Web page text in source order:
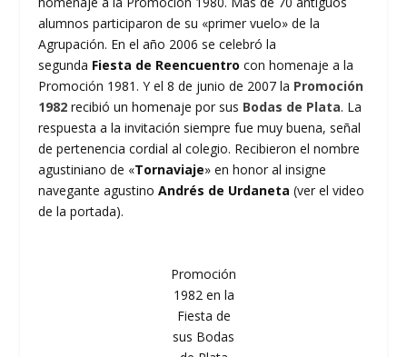
alumnos participaron de su «primer vuelo» de la
Agrupación. En el año 2006 se celebró la
segunda Fiesta de Reencuentro con homenaje a la
Promoción 1981. Y el 8 de junio de 2007 la Promoción
1982 recibió un homenaje por sus Bodas de Plata. La
respuesta a la invitación siempre fue muy buena, señal
de pertenencia cordial al colegio. Recibieron el nombre
agustiniano de «Tornaviaje» en honor al insigne
navegante agustinoAndrés de Urdaneta (ver el video
de la portada).
Promoción
1982 en la
Fiesta de
sus Bodas